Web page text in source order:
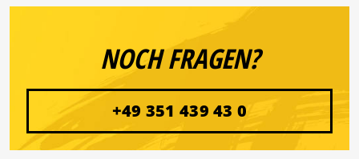
NOCH FRAGEN?
+49 351 439 43 0